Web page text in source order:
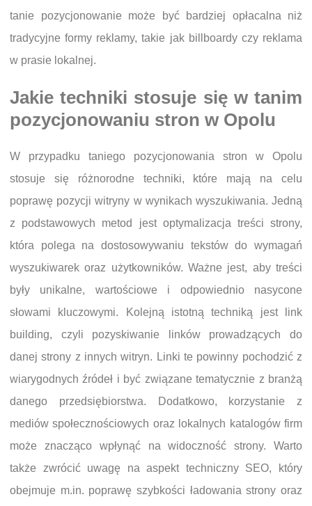
tanie pozycjonowanie może być bardziej opłacalna niż
tradycyjne formy reklamy, takie jak billboardy czy reklama
w prasie lokalnej.
Jakie techniki stosuje się w tanim
pozycjonowaniu stron w Opolu
W przypadku taniego pozycjonowania stron w Opolu
stosuje się różnorodne techniki, które mają na celu
poprawę pozycji witryny w wynikach wyszukiwania. Jedną
z podstawowych metod jest optymalizacja treści strony,
która polega na dostosowywaniu tekstów do wymagań
wyszukiwarek oraz użytkowników. Ważne jest, aby treści
były unikalne, wartościowe i odpowiednio nasycone
słowami kluczowymi. Kolejną istotną techniką jest link
building, czyli pozyskiwanie linków prowadzących do
danej strony z innych witryn. Linki te powinny pochodzić z
wiarygodnych źródeł i być związane tematycznie z branżą
danego przedsiębiorstwa. Dodatkowo, korzystanie z
mediów społecznościowych oraz lokalnych katalogów firm
może znacząco wpłynąć na widoczność strony. Warto
także zwrócić uwagę na aspekt techniczny SEO, który
obejmuje m.in. poprawę szybkości ładowania strony oraz